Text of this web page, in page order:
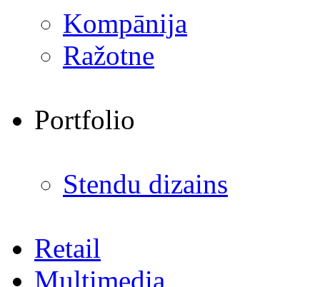
Kompānija
Ražotne
Portfolio
Stendu dizains
Retail
Multimedia